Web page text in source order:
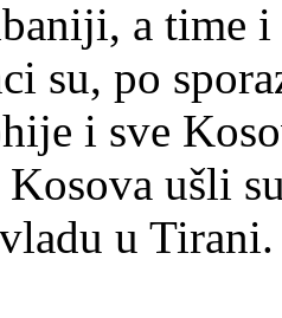
a time
su, po
i sve
ušli
u